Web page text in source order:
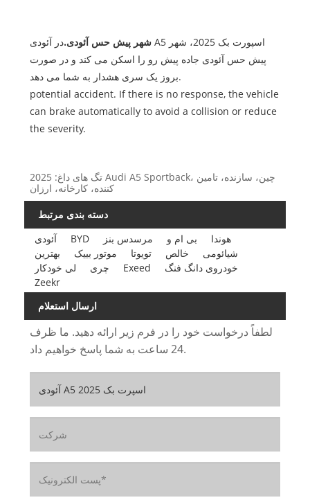
شهر پیش حس آئودی.در آئودی A5 اسپورت بک 2025، شهر
پیش حس آئودی جاده پیش رو را اسکن می کند و در صورت
بروز یک سری هشدار به شما می دهد.
potential accident. If there is no response, the vehicle
can brake automatically to avoid a collision or reduce
the severity.
تگ های داغ: 2025 Audi A5 Sportback، چین، سازنده، تامین
کننده، کارخانه، ارزان
دسته بندی مرتبط
آئودی
BYD مرسدس بنز بی ام و
هوندا
بهترین
موتور بییک تویوتا خالص
شیائومی
لی خودکار
چری Exeed
خودروی دانگ فنگ
Zeekr
ارسال استعلام
لطفاً درخواست خود را در فرم زیر ارائه دهید. ما ظرف
24 ساعت به شما پاسخ خواهیم داد.